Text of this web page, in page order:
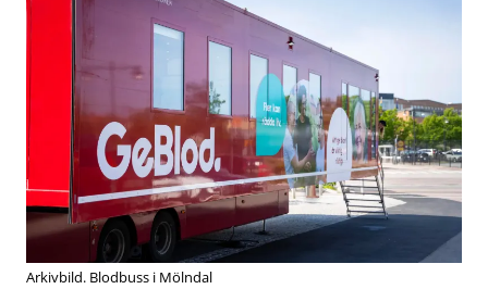
Arkivbild. Blodbuss i Mölndal